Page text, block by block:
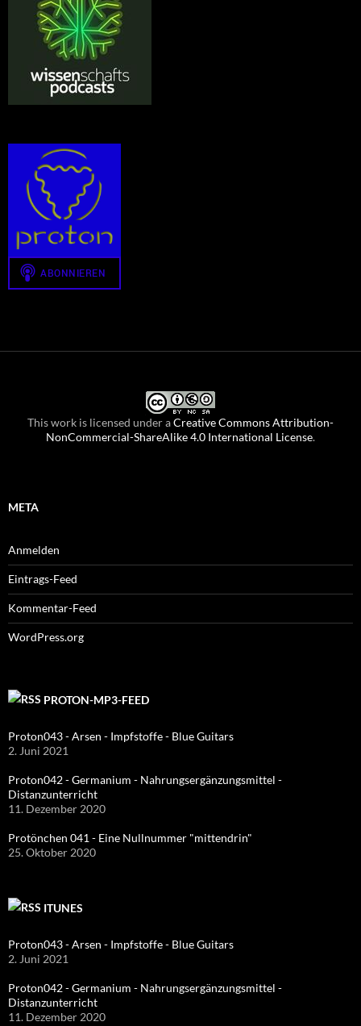
This work is licensed under aCreative Commons Attribution-
NonCommercial-ShareAlike 4.0 International License.
META
Anmelden
Eintrags-Feed
Kommentar-Feed
WordPress.org
PROTON-MP3-FEED
Proton043 - Arsen - Impfstoffe - Blue Guitars
2. Juni 2021
Proton042 - Germanium - Nahrungsergänzungsmittel -
Distanzunterricht
11. Dezember 2020
Protönchen 041 - Eine Nullnummer "mittendrin"
25. Oktober 2020
ITUNES
Proton043 - Arsen - Impfstoffe - Blue Guitars
2. Juni 2021
Proton042 - Germanium - Nahrungsergänzungsmittel -
Distanzunterricht
11. Dezember 2020